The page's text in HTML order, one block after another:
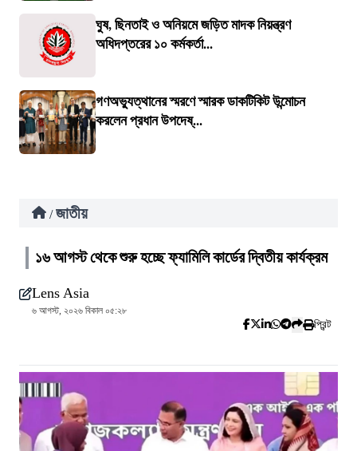
ঘুষ, ছিনতাই ও অনিয়মে জড়িত মাদক নিয়ন্ত্রণ
অধিদপ্তরের ১০ কর্মকর্তা...
গণঅভ্যুত্থানের স্মরণে স্মারক ডাকটিকিট উন্মোচন
করলেন প্রধান উপদেষ্...
/ জাতীয়
১৬ আগস্ট থেকে শুরু হচ্ছে ফ্যামিলি কার্ডের দ্বিতীয় কার্যক্রম
Lens Asia
৬ আগস্ট, ২০২৬ বিকাল ০৫:২৮
প্রিন্ট